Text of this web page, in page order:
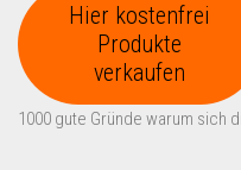
Hier kostenfrei
Produkte
verkaufen
1000 gute Gründe warum sich